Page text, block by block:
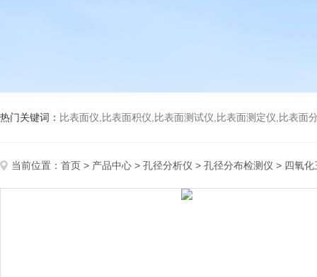
热门关键词： 比表面仪,比表面积仪,比表面测试仪,比表面测定仪,比表面分析仪,比表
当前位置： 首页 > 产品中心 > 孔径分析仪 > 孔径分布检测仪 > 四氧化